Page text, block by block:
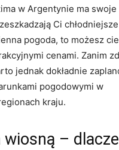
‍w Argentynie ma swoje
Ci chłodniejsze
pogoda, to ⁤możesz
cenami. Zanim
jednak dokładnie
‌pogodowymi w
kraju.
–